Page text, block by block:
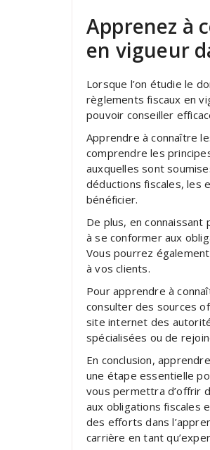
Apprenez à
en vigueur
Lorsque l’on étudie le
règlements fiscaux en
pouvoir conseiller
Apprendre à connaître
comprendre les
auxquelles sont
déductions fiscales, les
bénéficier.
De plus, en
à se conformer aux
Vous pourrez
à vos clients.
Pour apprendre à
consulter des sources
site internet des
spécialisées ou de
En conclusion,
une étape essentielle
vous permettra d’offrir
aux obligations fiscales
des efforts dans
carrière en tant